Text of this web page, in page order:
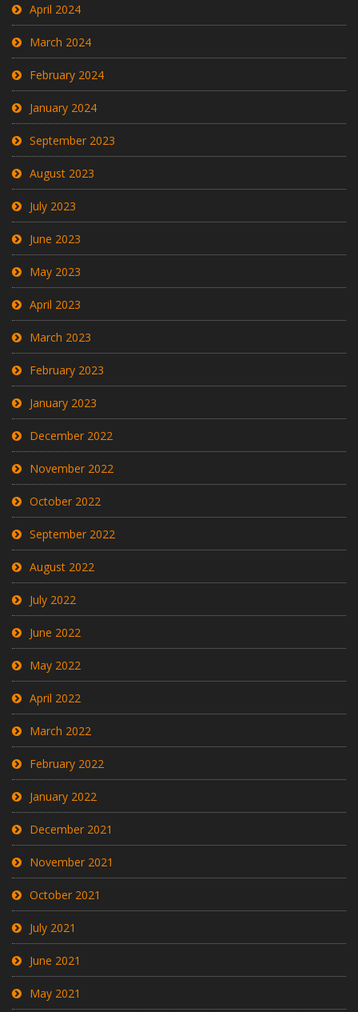
April 2024
March 2024
February 2024
January 2024
September 2023
August 2023
July 2023
June 2023
May 2023
April 2023
March 2023
February 2023
January 2023
December 2022
November 2022
October 2022
September 2022
August 2022
July 2022
June 2022
May 2022
April 2022
March 2022
February 2022
January 2022
December 2021
November 2021
October 2021
July 2021
June 2021
May 2021